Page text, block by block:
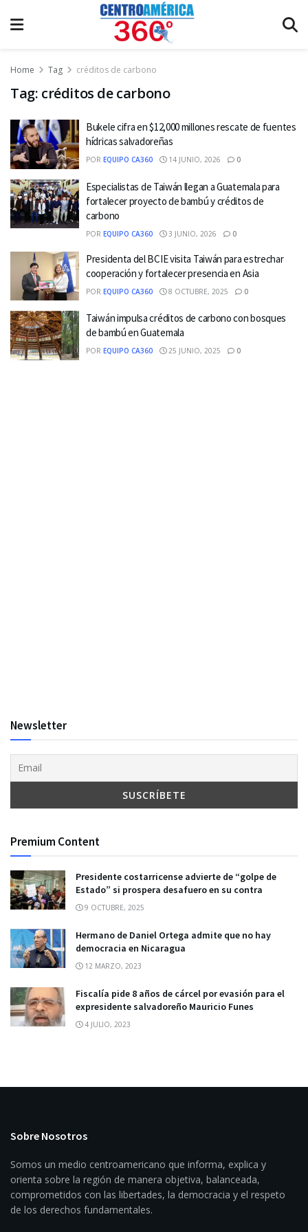
Home Tag créditos de carbono
Tag: créditos de carbono
Bukele cifra en $12,000 millones rescate de fuentes
hídricas salvadoreñas
POR EQUIPO CA360 14 JUNIO, 2026 0
Especialistas de Taiwán llegan a Guatemala para
fortalecer proyecto de bambú y créditos de
carbono
POR EQUIPO CA360 3 JUNIO, 2026 0
Presidenta del BCIE visita Taiwán para estrechar
cooperación y fortalecer presencia en Asia
POR EQUIPO CA360 8 OCTUBRE, 2025 0
Taiwán impulsa créditos de carbono con bosques
de bambú en Guatemala
POR EQUIPO CA360 25 JUNIO, 2025 0
Newsletter
Premium Content
Presidente costarricense advierte de “golpe de
Estado” si prospera desafuero en su contra
9 OCTUBRE, 2025
Hermano de Daniel Ortega admite que no hay
democracia en Nicaragua
12 MARZO, 2023
Fiscalía pide 8 años de cárcel por evasión para el
expresidente salvadoreño Mauricio Funes
4 JULIO, 2023
Sobre Nosotros
Somos un medio centroamericano que informa, explica y
orienta sobre la región de manera objetiva, balanceada,
comprometidos con las libertades, la democracia y el respeto
de los derechos fundamentales.